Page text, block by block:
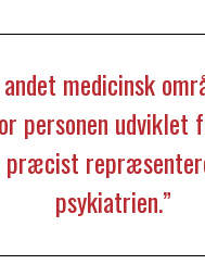
medicinsk
personen udviklet
præcist
psykiatrien.”